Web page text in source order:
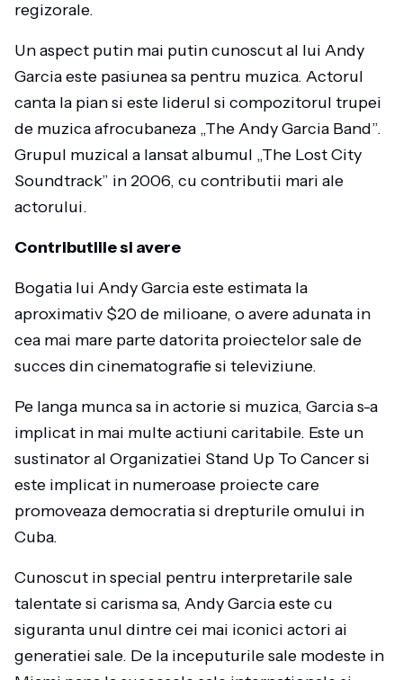
regizorale.
Un aspect putin mai putin cunoscut al lui Andy
Garcia este pasiunea sa pentru muzica. Actorul
canta la pian si este liderul si compozitorul trupei
de muzica afrocubaneza „The Andy Garcia Band”.
Grupul muzical a lansat albumul „The Lost City
Soundtrack” in 2006, cu contributii mari ale
actorului.
Contributiile si avere
Bogatia lui Andy Garcia este estimata la
aproximativ $20 de milioane, o avere adunata in
cea mai mare parte datorita proiectelor sale de
succes din cinematografie si televiziune.
Pe langa munca sa in actorie si muzica, Garcia s-a
implicat in mai multe actiuni caritabile. Este un
sustinator al Organizatiei Stand Up To Cancer si
este implicat in numeroase proiecte care
promoveaza democratia si drepturile omului in
Cuba.
Cunoscut in special pentru interpretarile sale
talentate si carisma sa, Andy Garcia este cu
siguranta unul dintre cei mai iconici actori ai
generatiei sale. De la inceputurile sale modeste in